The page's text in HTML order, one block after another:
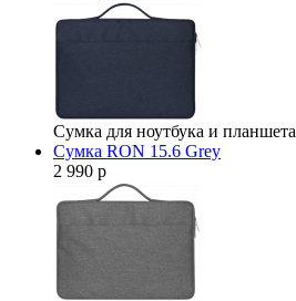
Сумка для ноутбука и планшета
Сумка RON 15.6 Grey
2 990 р